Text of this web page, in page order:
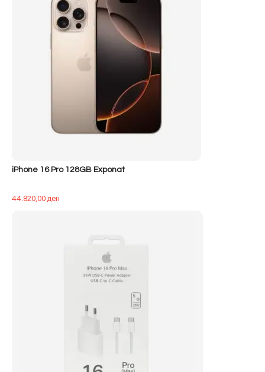
iPhone 16 Pro 128GB Exponat
44.820,00ден